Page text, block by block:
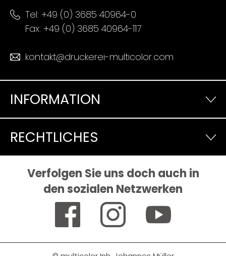
Tel: +49 (0) 3685 40964-0
Fax: +49 (0) 3685 40964-117
kontakt@druckerei-multicolor.com
INFORMATION
RECHTLICHES
Verfolgen Sie uns doch auch in
den sozialen Netzwerken